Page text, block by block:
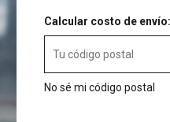
Calcular costo de envío:
No sé mi código postal